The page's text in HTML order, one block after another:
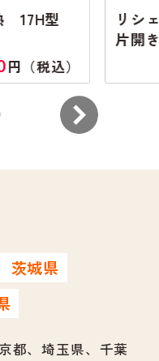
17H型
円（税込）
リシ
片開
茨城県
都、埼玉県、千葉